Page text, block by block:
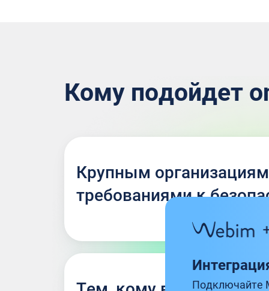
Кому подойдет
Крупным
требованиями к
Подключайте